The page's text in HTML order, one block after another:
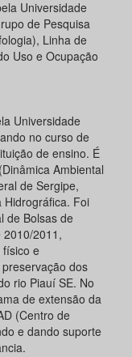
Universidade
de Pesquisa
Linha de
Uso e Ocupação
Universidade
no curso de
de ensino. É
Ambiental
de Sergipe,
Hidrográfica. Foi
de Bolsas de
2011,
e
dos
rio Piauí SE. No
de extensão da
(Centro de
e dando suporte